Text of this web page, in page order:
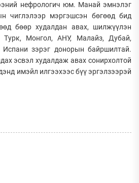
нефрологич юм. Манай эмнэлэг
чиглэлээр мэргэшсэн бөгөөд бид
бөөр худалдан авах, шилжүүлэн
Турк, Монгол, АНУ, Малайз, Дубай,
Испани зэрэг донорын байршилтай.
эсвэл худалдаж авах сонирхолтой
имэйл илгээхээс бүү эргэлзээрэй